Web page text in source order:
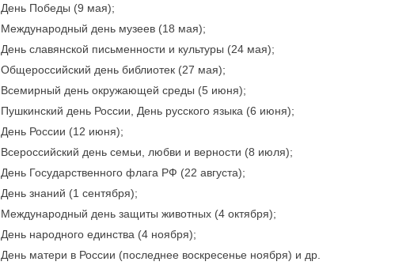
День Победы (9 мая);
Международный день музеев (18 мая);
День славянской письменности и культуры (24 мая);
Общероссийский день библиотек (27 мая);
Всемирный день окружающей среды (5 июня);
Пушкинский день России, День русского языка (6 июня);
День России (12 июня);
Всероссийский день семьи, любви и верности (8 июля);
День Государственного флага РФ (22 августа);
День знаний (1 сентября);
Международный день защиты животных (4 октября);
День народного единства (4 ноября);
День матери в России (последнее воскресенье ноября) и др.